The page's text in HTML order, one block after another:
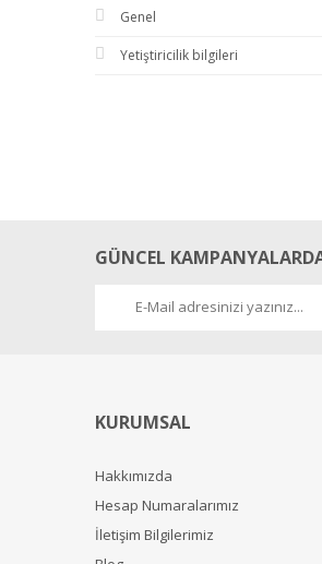
Genel
Yetiştiricilik bilgileri
GÜNCEL
KURUMSAL
Hakkımızda
Hesap Numaralarımız
İletişim Bilgilerimiz